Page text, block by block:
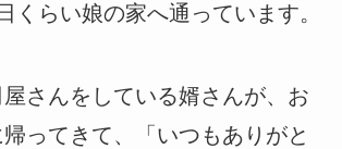
くらい娘の家へ通っています。
さんをしている婿さんが、お
ってきて、「いつもありがと